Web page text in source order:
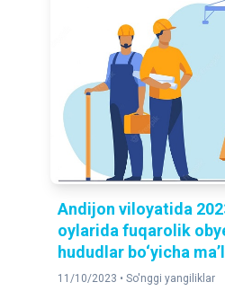
Аndijon viloyatida
oylarida fuqarolik
hududlar bo‘yicha
11/10/2023 • So'nggi yangiliklar